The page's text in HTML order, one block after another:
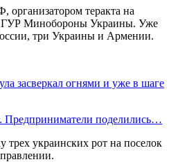
теракта на
ГУР Минобороны Украины. Уже
три Украины и Армении.
засверкал огнями и уже в шаге
Предприниматели поделились…
трех украинских рот на поселок